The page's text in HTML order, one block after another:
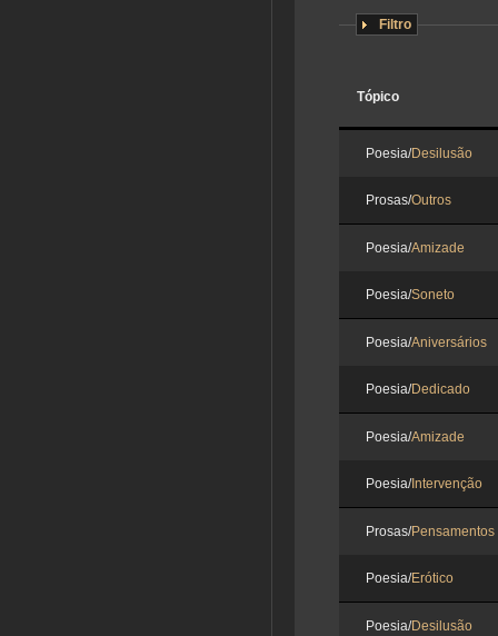
Filtro
Tópico
Poesia/Desilusão
Prosas/Outros
Poesia/Amizade
Poesia/Soneto
Poesia/Aniversários
Poesia/Dedicado
Poesia/Amizade
Poesia/Intervenção
Prosas/Pensamentos
Poesia/Erótico
Poesia/Desilusão